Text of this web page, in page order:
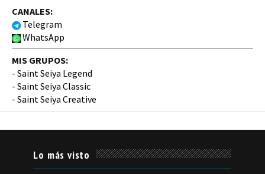
CANALES:
Telegram
WhatsApp
MIS GRUPOS:
- Saint Seiya Legend
- Saint Seiya Classic
- Saint Seiya Creative
Lo más visto